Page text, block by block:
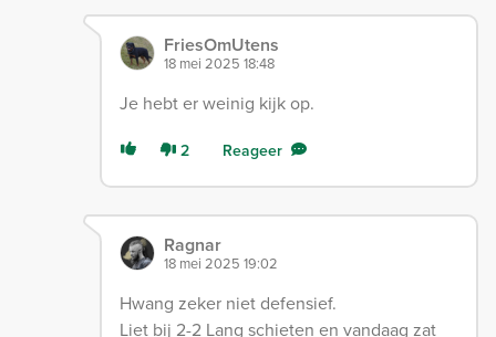
FriesOmUtens
18 mei 2025 18:48
Je hebt er weinig kijk op.
2 Reageer
Ragnar
18 mei 2025 19:02
Hwang zeker niet defensief.
Liet bij 2-2 Lang schieten en vandaag zat